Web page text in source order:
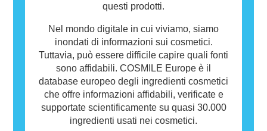
questi prodotti.
Nel mondo digitale in cui viviamo, siamo
inondati di informazioni sui cosmetici.
Tuttavia, può essere difficile capire quali fonti
sono affidabili. COSMILE Europe è il
database europeo degli ingredienti cosmetici
che offre informazioni affidabili, verificate e
supportate scientificamente su quasi 30.000
ingredienti usati nei cosmetici.